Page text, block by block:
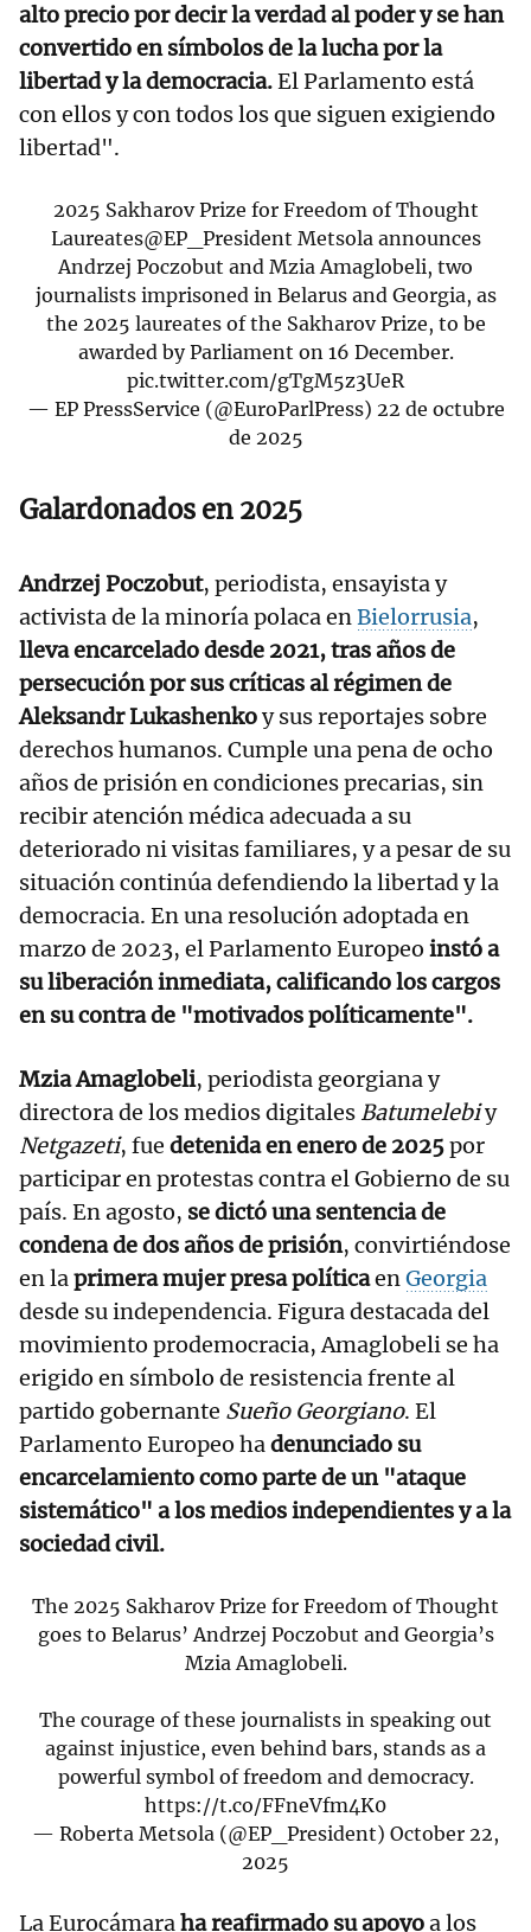
alto precio por decir la verdad al poder y se han
convertido en símbolos de la lucha por la
libertad y la democracia.El Parlamento está
con ellos y con todos los que siguen exigiendo
libertad".
2025 Sakharov Prize for Freedom of Thought
Laureates@EP_President Metsola announces
Andrzej Poczobut and Mzia Amaglobeli, two
journalists imprisoned in Belarus and Georgia, as
the 2025 laureates of the Sakharov Prize, to be
awarded by Parliament on 16 December.
pic.twitter.com/gTgM5z3UeR
— EP PressService (@EuroParlPress) 22 de octubre
de 2025
Galardonados en 2025
Andrzej Poczobut, periodista, ensayista y
activista de la minoría polaca enBielorrusia,
lleva encarcelado desde 2021, tras años de
persecución por sus críticas al régimen de
Aleksandr Lukashenkoy sus reportajes sobre
derechos humanos. Cumple una pena de ocho
años de prisión en condiciones precarias, sin
recibir atención médica adecuada a su
deteriorado ni visitas familiares, y a pesar de su
situación continúa defendiendo la libertad y la
democracia. En una resolución adoptada en
marzo de 2023, el Parlamento Europeo instó a
su liberación inmediata, calificando los cargos
en su contra de "motivados políticamente".
Mzia Amaglobeli, periodista georgiana y
directora de los medios digitales Batumelebiy
Netgazeti, fue detenida en enero de 2025por
participar en protestas contra el Gobierno de su
país. En agosto, se dictó una sentencia de
condena de dos años de prisión, convirtiéndose
en laprimera mujer presa políticaenGeorgia
desde su independencia. Figura destacada del
movimiento prodemocracia, Amaglobeli se ha
erigido en símbolo de resistencia frente al
partido gobernante Sueño Georgiano. El
Parlamento Europeo hadenunciado su
encarcelamiento como parte de un "ataque
sistemático" a los medios independientes y a la
sociedad civil.
The 2025 Sakharov Prize for Freedom of Thought
goes to Belarus’ Andrzej Poczobut and Georgia’s
Mzia Amaglobeli.
The courage of these journalists in speaking out
against injustice, even behind bars, stands as a
powerful symbol of freedom and democracy.
https://t.co/FFneVfm4K0
— Roberta Metsola (@EP_President) October 22,
2025
La Eurocámaraha reafirmado su apoyoa los